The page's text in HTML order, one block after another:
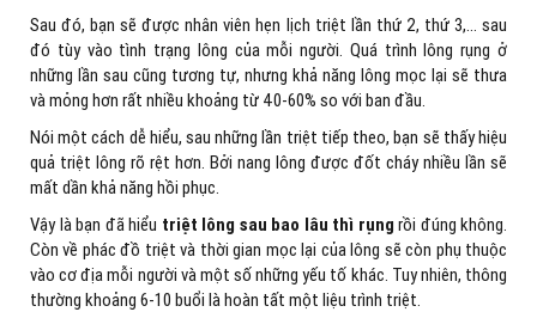
Sau đó, bạn sẽ được nhân viên hẹn lịch triệt lần thứ 2, thứ 3,… sau
đó tùy vào tình trạng lông của mỗi người. Quá trình lông rụng ở
những lần sau cũng tương tự, nhưng khả năng lông mọc lại sẽ thưa
và mỏng hơn rất nhiều khoảng từ 40-60% so với ban đầu.
Nói một cách dễ hiểu, sau những lần triệt tiếp theo, bạn sẽ thấy hiệu
quả triệt lông rõ rệt hơn. Bởi nang lông được đốt cháy nhiều lần sẽ
mất dần khả năng hồi phục.
Vậy là bạn đã hiểu triệt lông sau bao lâu thì rụng rồi đúng không.
Còn về phác đồ triệt và thời gian mọc lại của lông sẽ còn phụ thuộc
vào cơ địa mỗi người và một số những yếu tố khác. Tuy nhiên, thông
thường khoảng 6-10 buổi là hoàn tất một liệu trình triệt.